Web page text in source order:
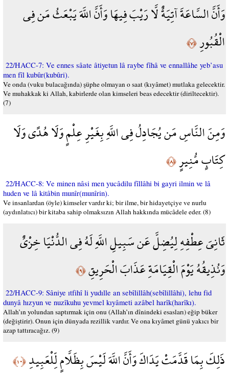
وَأَنَّ السَّاعَةَ آتِيَةٌ لَّا رَيْبَ فِيهَا وَأَنَّ اللَّهَ يَبْعَثُ مَن فِي
الْقُبُورِ﴿٧﴾
22/HACC-7: Ve ennes sâate âtiyetun lâ raybe fîhâ ve ennallâhe yeb’asu
men fîl kubûr(kubûri).
Ve onda (vuku bulacağında) şüphe olmayan o saat (kıyâmet) mutlaka gelecektir.
Ve muhakkak ki Allah, kabirlerde olan kimseleri beas edecektir (diriltecektir).
(7)
وَمِنَ النَّاسِ مَن يُجَادِلُ فِي اللَّهِ بِغَيْرِ عِلْمٍ وَلَا هُدًى وَلَا
كِتَابٍ مُّنِيرٍ﴿٨﴾
22/HACC-8: Ve minen nâsi men yucâdilu fîllâhi bi gayri ilmin ve lâ
huden ve lâ kitâbin munîr(munîrin).
Ve insanlardan (öyle) kimseler vardır ki; bir ilme, bir hidayetçiye ve nurlu
(aydınlatıcı) bir kitaba sahip olmaksızın Allah hakkında mücâdele eder. (8)
ثَانِيَ عِطْفِهِ لِيُضِلَّ عَن سَبِيلِ اللَّهِ لَهُ فِي الدُّنْيَا خِزْيٌ
وَنُذِيقُهُ يَوْمَ الْقِيَامَةِ عَذَابَ الْحَرِيقِ﴿٩﴾
22/HACC-9: Sâniye ıtfihî li yudılle an sebîlillâh(sebîlillâhi), lehu fid
dunyâ hızyun ve nuzîkuhu yevmel kıyâmeti azâbel harîk(harîkı).
Allah’ın yolundan saptırmak için onu (Allah’ın dînindeki esasları) eğip büker
(değiştirir). Onun için dünyada rezillik vardır. Ve ona kıyâmet günü yakıcı bir
azap tattıracağız. (9)
ذَلِكَ بِمَا قَدَّمَتْ يَدَاكَ وَأَنَّ اللَّهَ لَيْسَ بِظَلَّامٍ لِّلْعَبِيدِ﴿١٠﴾